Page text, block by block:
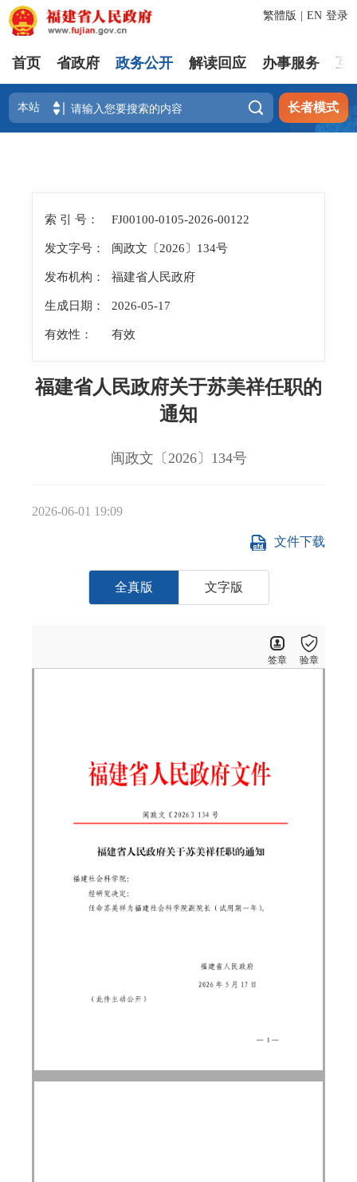
登录
繁體版 EN
首页 省政府 政务公开 解读回应 办事服务 互
 长者模式
索 引 号： FJ00100-0105-2026-00122
发文字号： 闽政文〔2026〕134号
发布机构： 福建省人民政府
生成日期： 2026-05-17
有效性： 有效
福建省人民政府关于苏美祥任职的
通知
闽政文〔2026〕134号
2026-06-01 19:09
全真版 文字版
文件下载